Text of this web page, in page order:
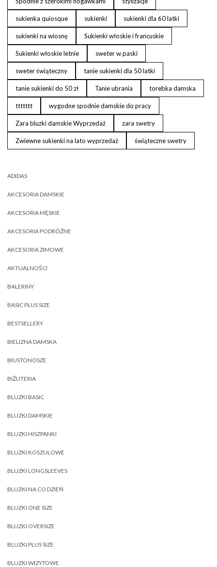
sukienka quiosque sukienki sukienki dla 60 latki
sukienki na wiosnę Sukienki włoskie i francuskie
Sukienki włoskie letnie sweter w paski
sweter świąteczny tanie sukienki dla 50 latki
tanie sukienki do 50 zł Tanie ubrania torebka damska
ttttttt wygodne spodnie damskie do pracy
Zara bluzki damskie Wyprzedaż zara swetry
Zwiewne sukienki na lato wyprzedaż świąteczne swetry
ADIDAS
AKCESORIA DAMSKIE
AKCESORIA MĘSKIE
AKCESORIA PODRÓŻNE
AKCESORIA ZIMOWE
AKTUALNOŚCI
BALERINY
BASIC PLUS SIZE
BESTSELLERY
BIELIZNA DAMSKA
BIUSTONOSZE
BIŻUTERIA
BLUZKI BASIC
BLUZKI DAMSKIE
BLUZKI HISZPANKI
BLUZKI KOSZULOWE
BLUZKI LONGSLEEVES
BLUZKI NA CO DZIEŃ
BLUZKI ONE SIZE
BLUZKI OVERSIZE
BLUZKI PLUS SIZE
BLUZKI WIZYTOWE